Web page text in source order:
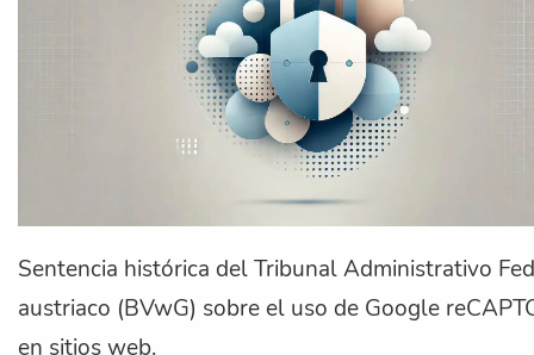
Sentencia histórica del Tribunal Administrativo
austriaco (BVwG) sobre el uso de Google
en sitios web.